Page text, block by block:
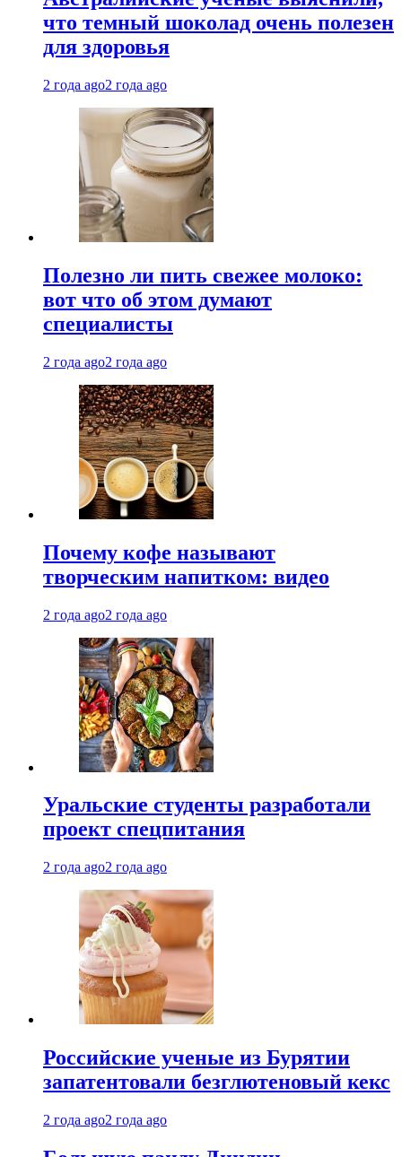
что темный шоколад очень полезен
для здоровья
2 года ago2 года ago
Полезно ли пить свежее молоко:
вот что об этом думают
специалисты
2 года ago2 года ago
Почему кофе называют
творческим напитком: видео
2 года ago2 года ago
Уральские студенты разработали
проект спецпитания
2 года ago2 года ago
Российские ученые из Бурятии
запатентовали безглютеновый кекс
2 года ago2 года ago